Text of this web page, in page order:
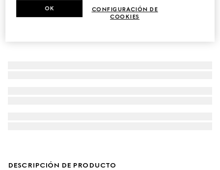
DESCRIPCIÓN DE PRODUCTO
CONFIGURACIÓN DE
COOKIES
OK